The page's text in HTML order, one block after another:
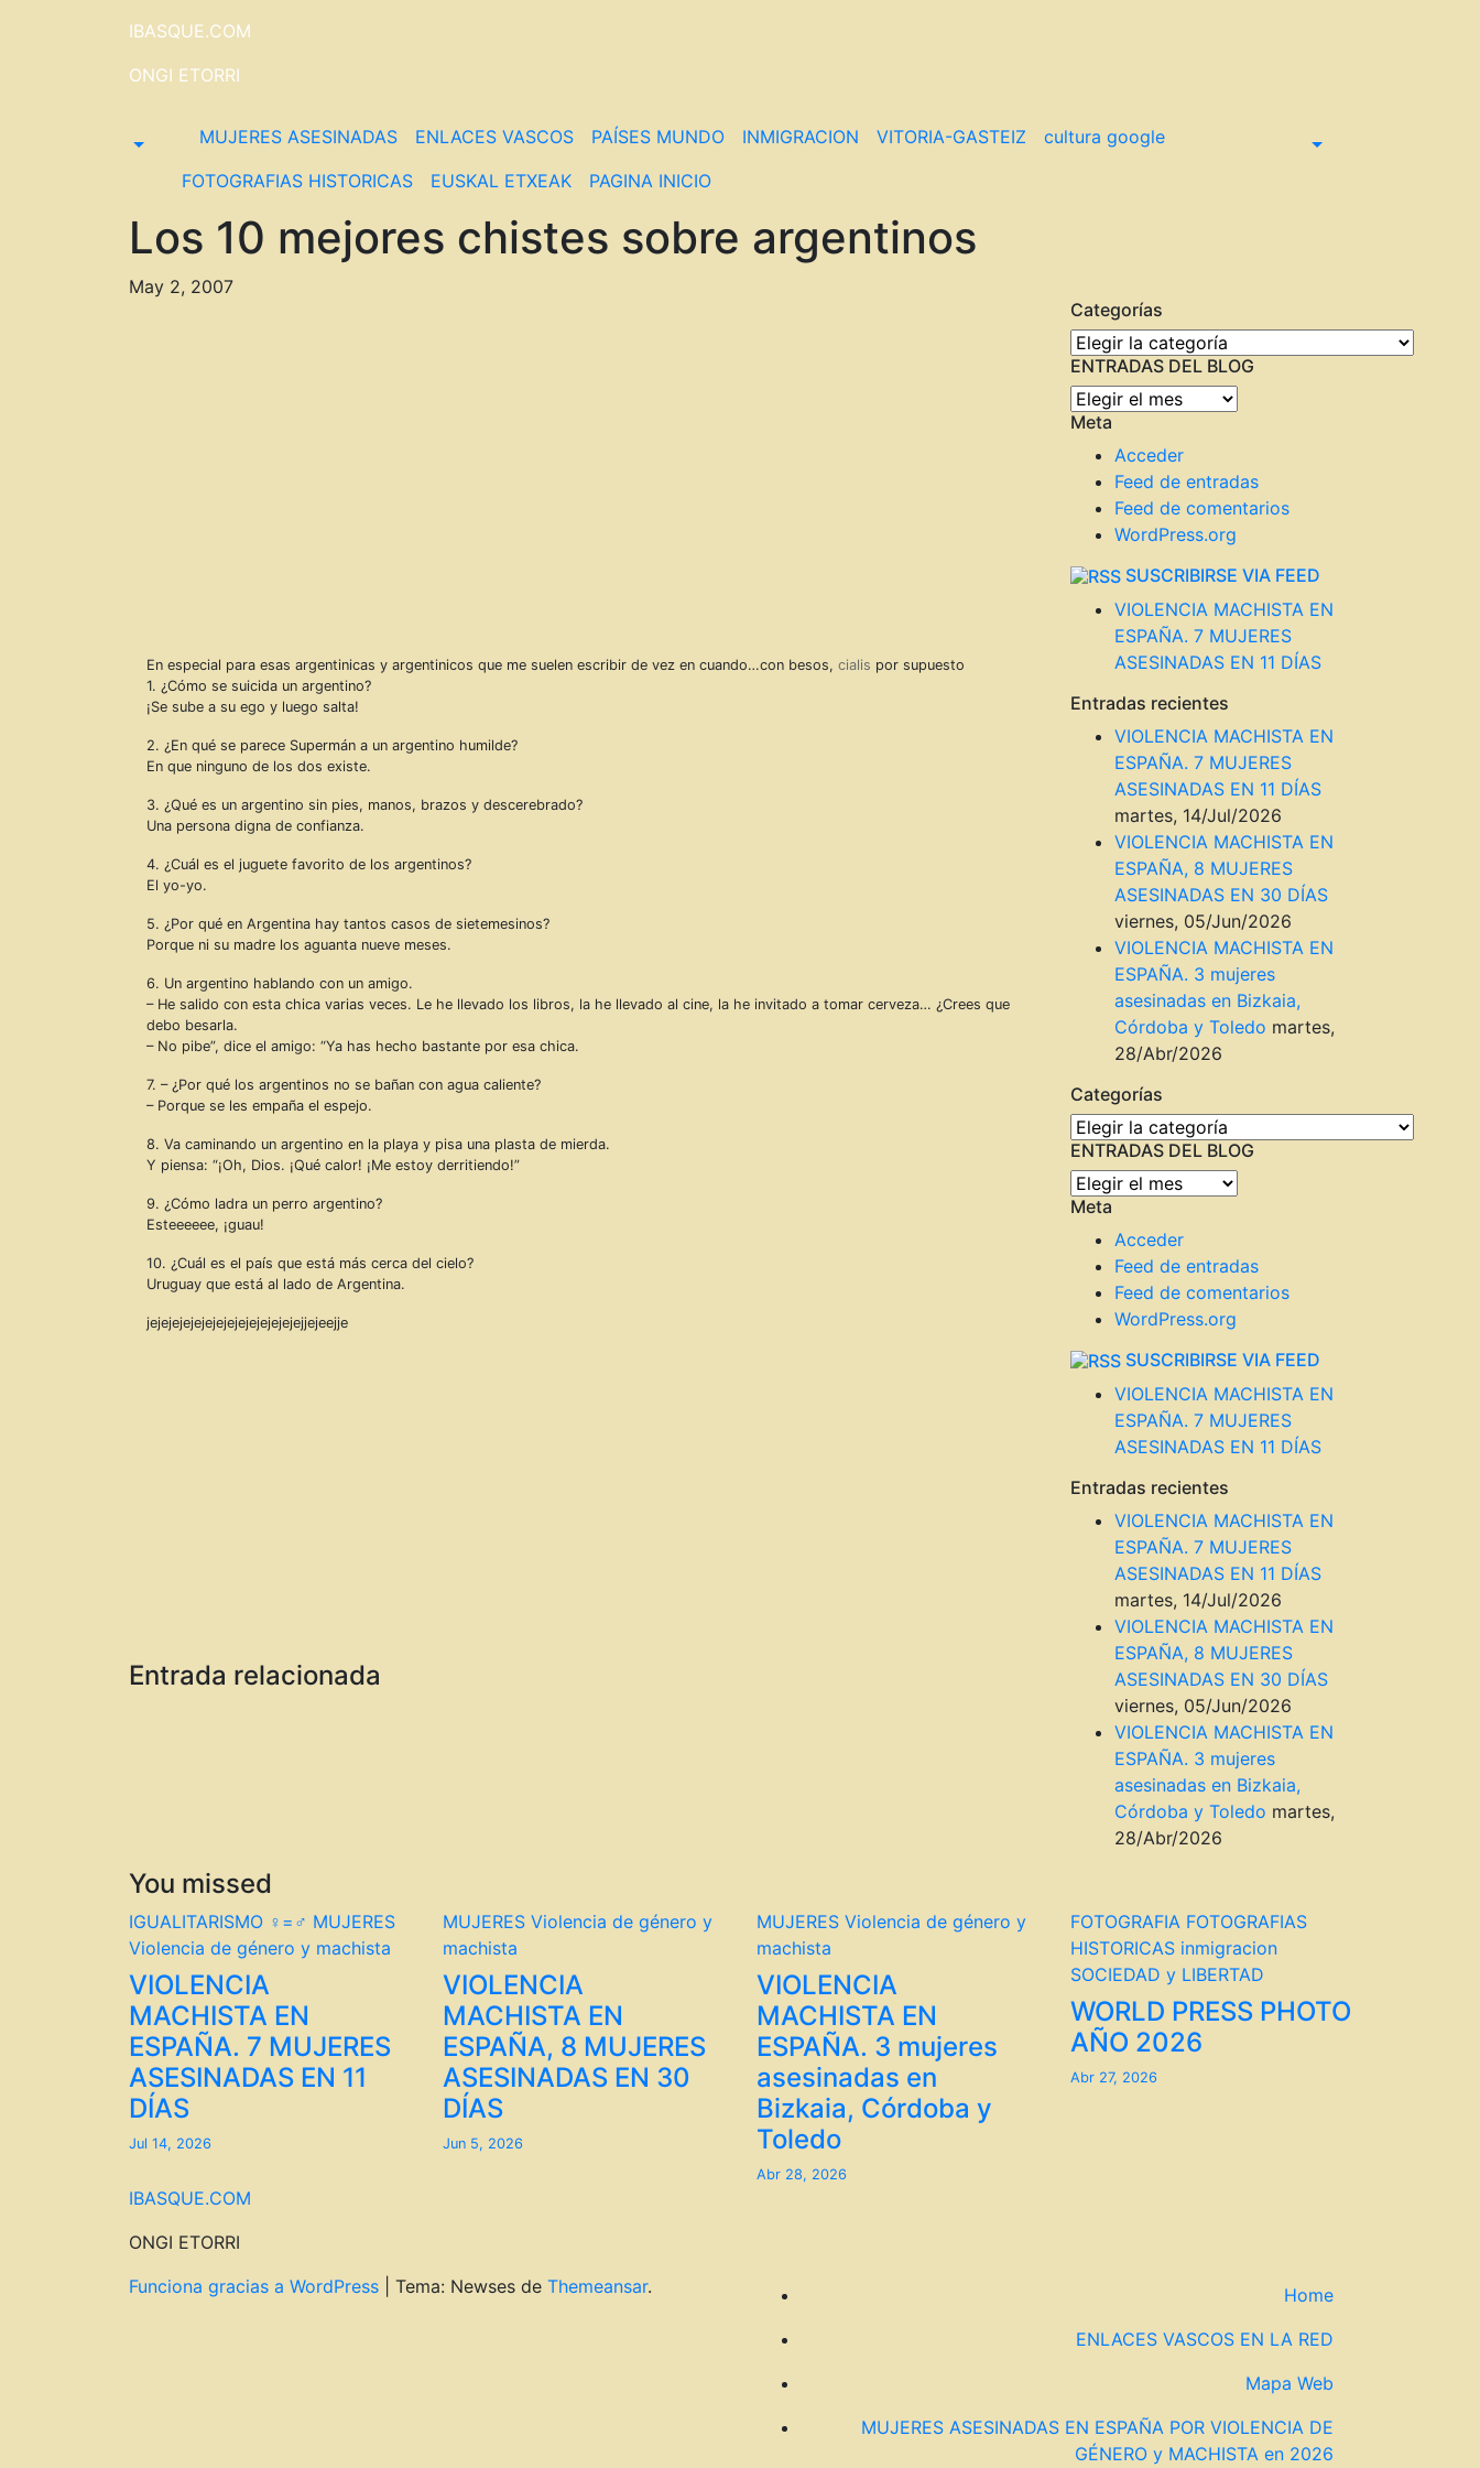
IBASQUE.COM
ONGI ETORRI
MUJERES ASESINADAS ENLACES VASCOS PAÍSES MUNDO INMIGRACION VITORIA-GASTEIZ
cultura google
FOTOGRAFIAS HISTORICAS
EUSKAL ETXEAK PAGINA INICIO
Los 10 mejores chistes sobre argentinos
May 2, 2007
En especial para esas argentinicas y argentinicos que me suelen escribir de vez en cuando…con besos, cialis por supuesto
1. ¿Cómo se suicida un argentino?
¡Se sube a su ego y luego salta!
2. ¿En qué se parece Supermán a un argentino humilde?
En que ninguno de los dos existe.
3. ¿Qué es un argentino sin pies, manos, brazos y descerebrado?
Una persona digna de confianza.
4. ¿Cuál es el juguete favorito de los argentinos?
El yo-yo.
5. ¿Por qué en Argentina hay tantos casos de sietemesinos?
Porque ni su madre los aguanta nueve meses.
6. Un argentino hablando con un amigo.
– He salido con esta chica varias veces. Le he llevado los libros, la he llevado al cine, la he invitado a tomar cerveza… ¿Crees que
debo besarla.
– No pibe”, dice el amigo: “Ya has hecho bastante por esa chica.
7. – ¿Por qué los argentinos no se bañan con agua caliente?
– Porque se les empaña el espejo.
8. Va caminando un argentino en la playa y pisa una plasta de mierda.
Y piensa: “¡Oh, Dios. ¡Qué calor! ¡Me estoy derritiendo!”
9. ¿Cómo ladra un perro argentino?
Esteeeeee, ¡guau!
10. ¿Cuál es el país que está más cerca del cielo?
Uruguay que está al lado de Argentina.
jejejejejejejejejejejejejejejjejeejje
Entrada relacionada
Categorías
Categorías
ENTRADAS DEL BLOG
ENTRADAS
DEL
BLOG
Meta
Acceder
Feed de entradas
Feed de comentarios
WordPress.org
SUSCRIBIRSE VIA FEED
VIOLENCIA MACHISTA EN
ESPAÑA. 7 MUJERES
ASESINADAS EN 11 DÍAS
Entradas recientes
VIOLENCIA MACHISTA EN
ESPAÑA. 7 MUJERES
ASESINADAS EN 11 DÍAS
martes, 14/Jul/2026
VIOLENCIA MACHISTA EN
ESPAÑA, 8 MUJERES
ASESINADAS EN 30 DÍAS
viernes, 05/Jun/2026
VIOLENCIA MACHISTA EN
ESPAÑA. 3 mujeres
asesinadas en Bizkaia,
Córdoba y Toledo martes,
28/Abr/2026
Categorías
Categorías
ENTRADAS DEL BLOG
ENTRADAS
DEL
BLOG
Meta
Acceder
Feed de entradas
Feed de comentarios
WordPress.org
SUSCRIBIRSE VIA FEED
VIOLENCIA MACHISTA EN
ESPAÑA. 7 MUJERES
ASESINADAS EN 11 DÍAS
Entradas recientes
VIOLENCIA MACHISTA EN
ESPAÑA. 7 MUJERES
ASESINADAS EN 11 DÍAS
martes, 14/Jul/2026
VIOLENCIA MACHISTA EN
ESPAÑA, 8 MUJERES
ASESINADAS EN 30 DÍAS
viernes, 05/Jun/2026
VIOLENCIA MACHISTA EN
ESPAÑA. 3 mujeres
asesinadas en Bizkaia,
Córdoba y Toledo martes,
28/Abr/2026
You missed
IGUALITARISMO ♀=♂ MUJERES
Violencia de género y machista
VIOLENCIA
MACHISTA EN
ESPAÑA. 7 MUJERES
ASESINADAS EN 11
DÍAS
Jul 14, 2026
MUJERES Violencia de género y
machista
VIOLENCIA
MACHISTA EN
ESPAÑA, 8 MUJERES
ASESINADAS EN 30
DÍAS
Jun 5, 2026
MUJERES Violencia de género y
machista
VIOLENCIA
MACHISTA EN
ESPAÑA. 3 mujeres
asesinadas en
Bizkaia, Córdoba y
Toledo
Abr 28, 2026
FOTOGRAFIA FOTOGRAFIAS
HISTORICAS inmigracion
SOCIEDAD y LIBERTAD
WORLD PRESS PHOTO
AÑO 2026
Abr 27, 2026
IBASQUE.COM
ONGI ETORRI
Funciona gracias a WordPress
Tema: Newses de Themeansar.
Home
ENLACES VASCOS EN LA RED
Mapa Web
MUJERES ASESINADAS EN ESPAÑA POR VIOLENCIA DE
GÉNERO y MACHISTA en 2026